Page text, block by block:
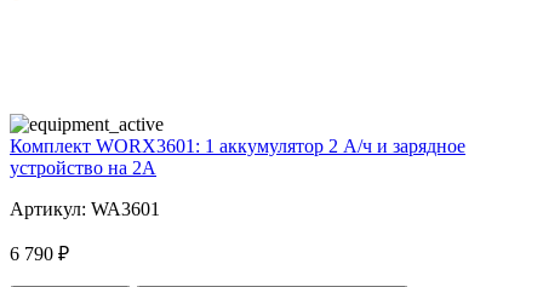
Комплект WORX3601: 1 аккумулятор 2 А/ч и зарядное
устройство на 2А
Артикул: WA3601
6 790 ₽